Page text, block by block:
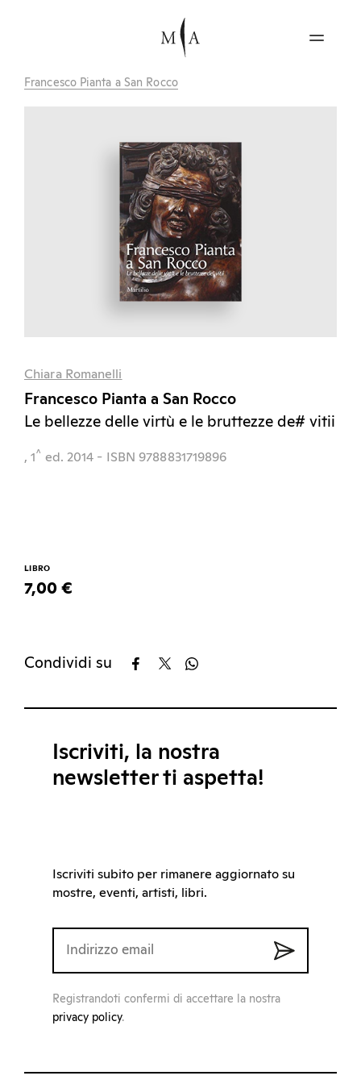
Francesco Pianta a San Rocco
Chiara Romanelli
Francesco Pianta a San Rocco
Le bellezze delle virtù e le bruttezze de# vitii
, 1^ ed. 2014 - ISBN 9788831719896
LIBRO
7,00 €
Condividi su
Iscriviti, la nostra
newsletter ti aspetta!
Iscriviti subito per rimanere aggiornato su
mostre, eventi, artisti, libri.
Registrandoti confermi di accettare la nostra
privacy policy.